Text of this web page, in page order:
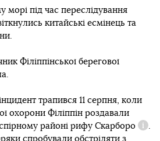
морі під час переслідування
китайські есмінець та
Філіппінської берегової
трапився 11 серпня, коли
охорони Філіппін роздавали
районі рифу Скарборо
.
спробували обстріляти з